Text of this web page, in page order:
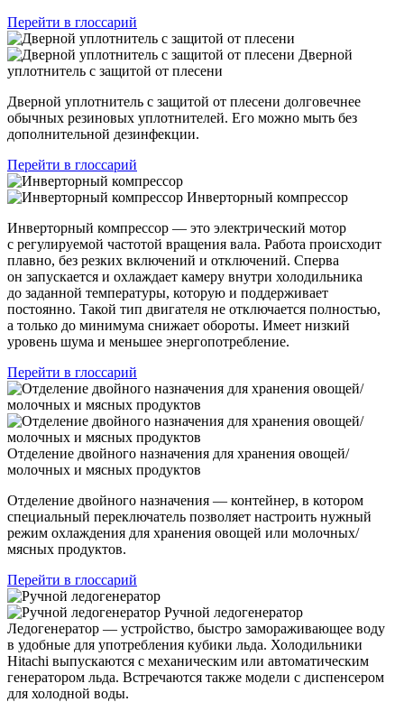
Перейти в глоссарий
Дверной
уплотнитель с защитой от плесени
Дверной уплотнитель с защитой от плесени долговечнее
обычных резиновых уплотнителей. Его можно мыть без
дополнительной дезинфекции.
Перейти в глоссарий
Инверторный компрессор
Инверторный компрессор — это электрический мотор
с регулируемой частотой вращения вала. Работа происходит
плавно, без резких включений и отключений. Сперва
он запускается и охлаждает камеру внутри холодильника
до заданной температуры, которую и поддерживает
постоянно. Такой тип двигателя не отключается полностью,
а только до минимума снижает обороты. Имеет низкий
уровень шума и меньшее энергопотребление.
Перейти в глоссарий
Отделение двойного назначения для хранения овощей/
молочных и мясных продуктов
Отделение двойного назначения — контейнер, в котором
специальный переключатель позволяет настроить нужный
режим охлаждения для хранения овощей или молочных/
мясных продуктов.
Перейти в глоссарий
Ручной ледогенератор
Ледогенератор — устройство, быстро замораживающее воду
в удобные для употребления кубики льда. Холодильники
Hitachi выпускаются с механическим или автоматическим
генератором льда. Встречаются также модели с диспенсером
для холодной воды.